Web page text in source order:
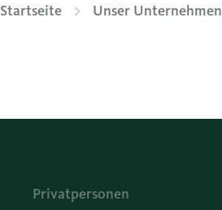
Startseite
Unser Unternehmen
Privatpersonen